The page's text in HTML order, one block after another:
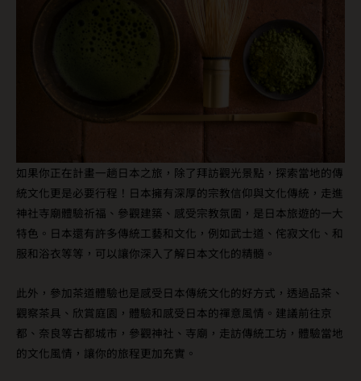
如果你正在計畫一趟日本之旅，除了拜訪觀光景點，探索當地的傳
統文化更是必要行程！日本擁有深厚的宗教信仰與文化傳統，走進
神社寺廟體驗祈福、參觀建築、感受宗教氛圍，是日本旅遊的一大
特色。日本還有許多傳統工藝和文化，例如武士道、侘寂文化、和
服和浴衣等等，可以讓你深入了解日本文化的精髓。
此外，參加茶道體驗也是感受日本傳統文化的好方式，透過品茶、
觀察茶具、欣賞庭園，體驗和感受日本的禪意風情。建議前往京
都、奈良等古都城市，參觀神社、寺廟，走訪傳統工坊，體驗當地
的文化風情，讓你的旅程更加充實。